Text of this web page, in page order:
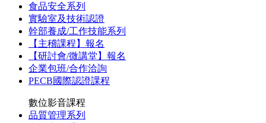
食品安全系列
實驗室及技術認證
幹部養成/工作技能系列
【主稽課程】報名
【研討會/微講堂】報名
企業包班/合作洽詢
PECB國際認證課程
數位影音課程
品質管理系列